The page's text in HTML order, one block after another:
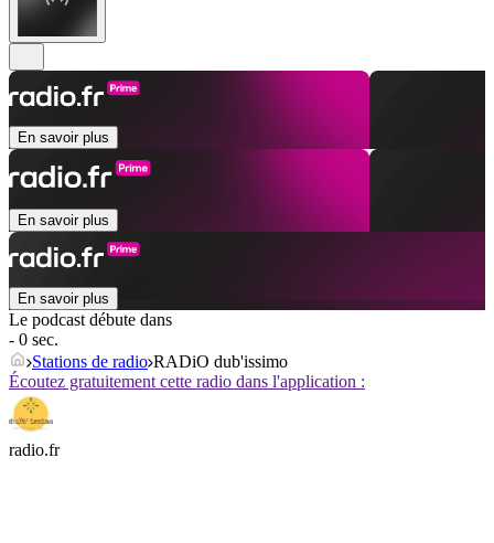
En savoir plus
En savoir plus
En savoir plus
Le podcast débute dans
- 0 sec.
Stations de radio RADiO dub'issimo
Écoutez gratuitement cette radio dans l'application :
radio.fr